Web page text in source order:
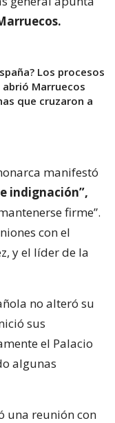
Los procesos
Marruecos
que cruzaron a
manifestó
indignación”,
firme”.
con el
y el líder de la
no alteró su
sus
el Palacio
algunas
una reunión con